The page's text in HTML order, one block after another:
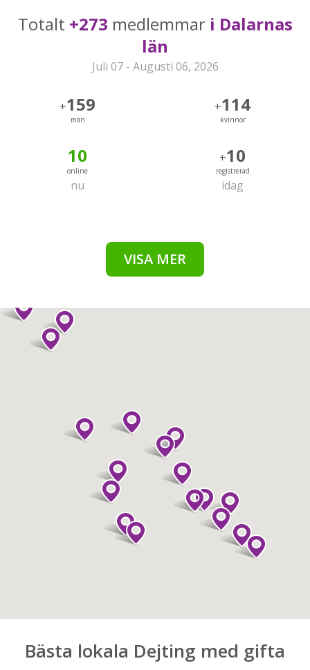
Totalt +273 medlemmar i Dalarnas
län
Juli 07 - Augusti 06, 2026
+159
män
+114
kvinnor
10
online
nu
+10
registrerad
idag
VISA MER
Bästa lokala Dejting med gifta